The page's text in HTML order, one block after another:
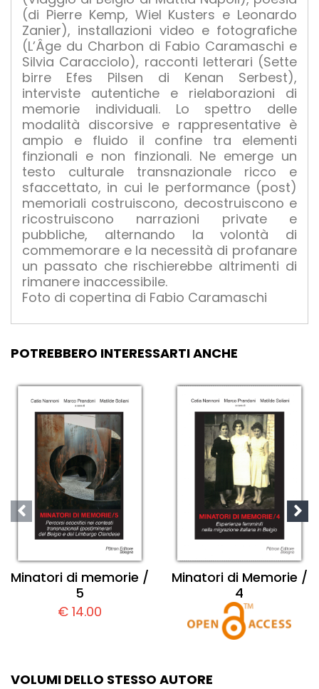
(di Pierre Kemp, Wiel Kusters e Leonardo
Zanier), installazioni video e fotografiche
(L’Âge du Charbon di Fabio Caramaschi e
Silvia Caracciolo), racconti letterari (Sette
birre Efes Pilsen di Kenan Serbest),
interviste autentiche e rielaborazioni di
memorie individuali. Lo spettro delle
modalità discorsive e rappresentative è
ampio e fluido il confine tra elementi
finzionali e non finzionali. Ne emerge un
testo culturale transnazionale ricco e
sfaccettato, in cui le performance (post)
memoriali costruiscono, decostruiscono e
ricostruiscono narrazioni private e
pubbliche, alternando la volontà di
commemorare e la necessità di profanare
un passato che rischierebbe altrimenti di
rimanere inaccessibile.
Foto di copertina di Fabio Caramaschi
POTREBBERO INTERESSARTI ANCHE
Minatori di memorie /
5
€ 14.00
Minatori di Memorie /
4
VOLUMI DELLO STESSO AUTORE